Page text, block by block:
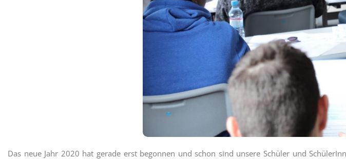
Das neue Jahr 2020 hat gerade erst begonnen und schon sind unsere Schüler und